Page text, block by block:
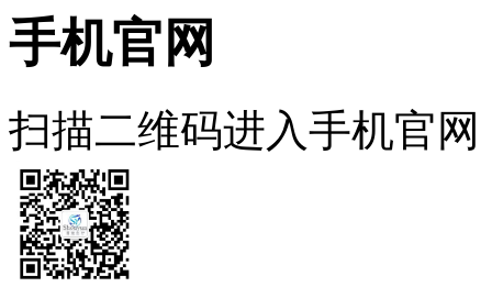
手机官网
扫描二维码进入手机官网